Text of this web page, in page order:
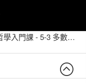
112 - 磨課師課程 - 陳建綱 - 自由民主的哲學入門課 - 5-3 多數決的迷思(1)